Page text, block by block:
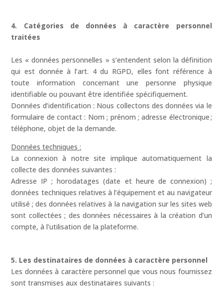
4. Catégories de données à caractère personnel
traitées
Les « données personnelles » s’entendent selon la définition
qui est donnée à l’art. 4 du RGPD, elles font référence à
toute information concernant une personne physique
identifiable ou pouvant être identifiée spécifiquement.
Données d’identification : Nous collectons des données via le
formulaire de contact : Nom ; prénom ; adresse électronique ;
téléphone, objet de la demande.
Données techniques :
La connexion à notre site implique automatiquement la
collecte des données suivantes :
Adresse IP ; horodatages (date et heure de connexion) ;
données techniques relatives à l’équipement et au navigateur
utilisé ; des données relatives à la navigation sur les sites web
sont collectées ; des données nécessaires à la création d’un
compte, à l’utilisation de la plateforme.
5. Les destinataires de données à caractère personnel
Les données à caractère personnel que vous nous fournissez
sont transmises aux destinataires suivants :